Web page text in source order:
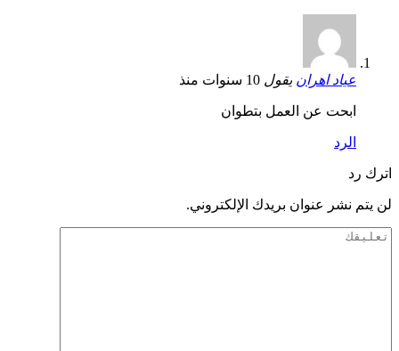
عياد اهران يقول 10 سنوات منذ
ابحت عن العمل بتطوان
الرد
اترك رد
لن يتم نشر عنوان بريدك الإلكتروني.